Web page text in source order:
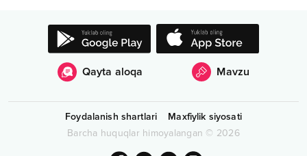
Qayta aloqa Mavzu
Foydalanish shartlari
Maxfiylik siyosati
Barcha huquqlar himoyalangan © 2026